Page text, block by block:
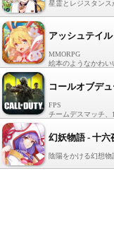
星霊とレジスタン
アッシュテイ
MMORPG
絵本のようなかわい
コールオブデ
FPS
チームデスマッチ、
幻妖物語 - 十六
陰陽をかける幻想物